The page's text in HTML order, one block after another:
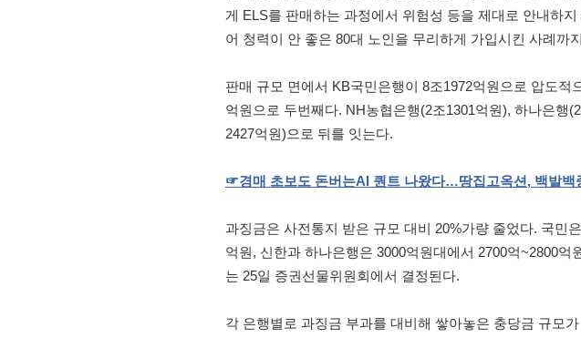
게 ELS를 판매하는 과정에서 위험성 등을 제대로 안내하
어 청력이 안 좋은 80대 노인을 무리하게 가입시킨 사례까
판매 규모 면에서 KB국민은행이 8조1972억원으로 압도적
억원으로 두번째다. NH농협은행(2조1301억원), 하나은행
2427억원)으로 뒤를 잇는다.
☞경매 초보도 돈버는AI 퀀트 나왔다…땅집고옥션, 백발백
과징금은 사전통지 받은 규모 대비 20%가량 줄었다. 국민
억원, 신한과 하나은행은 3000억원대에서 2700억~2800억
는 25일 증권선물위원회에서 결정된다.
각 은행별로 과징금 부과를 대비해 쌓아놓은 충당금 규모